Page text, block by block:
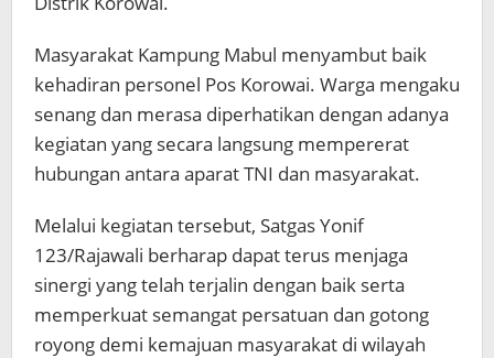
Masyarakat Kampung Mabul menyambut baik
kehadiran personel Pos Korowai. Warga mengaku
senang dan merasa diperhatikan dengan adanya
kegiatan yang secara langsung mempererat
hubungan antara aparat TNI dan masyarakat.
Melalui kegiatan tersebut, Satgas Yonif
123/Rajawali berharap dapat terus menjaga
sinergi yang telah terjalin dengan baik serta
memperkuat semangat persatuan dan gotong
royong demi kemajuan masyarakat di wilayah